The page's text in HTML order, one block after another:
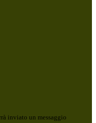
inviato un messaggio